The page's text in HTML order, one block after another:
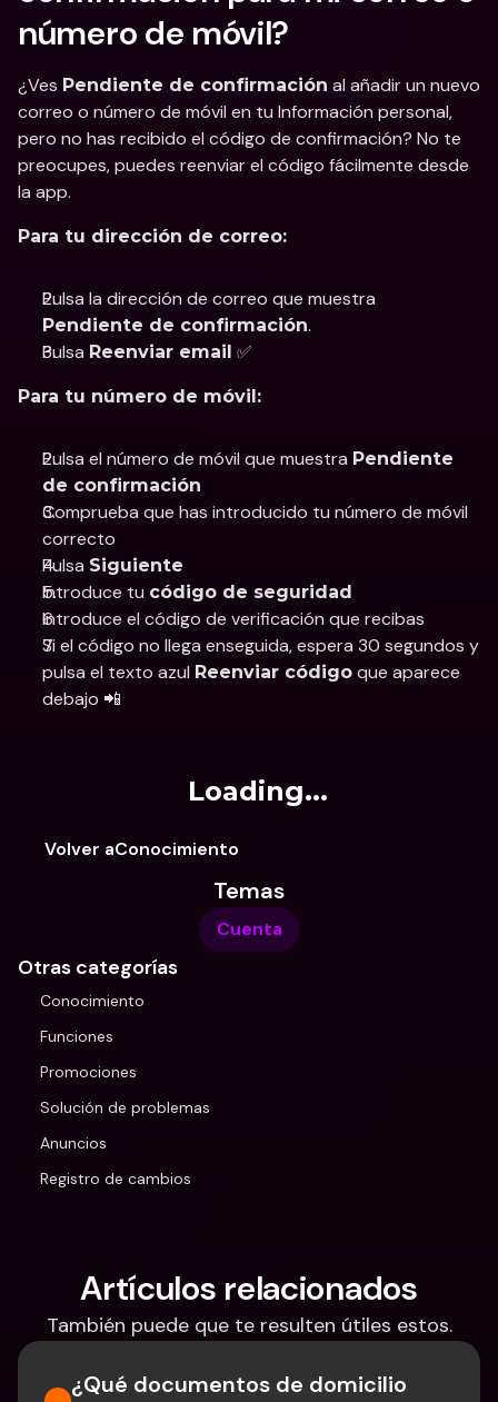
número de móvil?
¿Ves Pendiente de confirmación al añadir un nuevo
correo o número de móvil en tu Información personal,
pero no has recibido el código de confirmación? No te
preocupes, puedes reenviar el código fácilmente desde
la app.
Para tu dirección de correo:
Pendiente de confirmación.
Pulsa Reenviar email ✅
Para tu número de móvil:
Pulsa el número de móvil que muestra Pendiente
de confirmación
Comprueba que has introducido tu número de móvil
correcto
Pulsa Siguiente
Introduce tu código de seguridad
Introduce el código de verificación que recibas
Si el código no llega enseguida, espera 30 segundos y
pulsa el texto azul Reenviar código que aparece
debajo 📲
Loading...
Volver aConocimiento
Temas
Cuenta
Otras categorías
Conocimiento
Funciones
Promociones
Solución de problemas
Anuncios
Registro de cambios
Artículos relacionados
También puede que te resulten útiles estos.
¿Qué documentos de domicilio